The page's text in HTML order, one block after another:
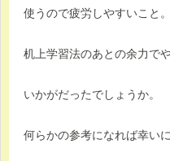
使うので疲労しやすいこと。
机上学習法のあとの余力で
いかがだったでしょうか。
何らかの参考になれば幸い